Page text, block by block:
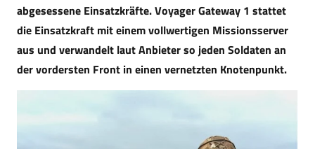
abgesessene Einsatzkräfte. Voyager Gateway 1 stattet
die Einsatzkraft mit einem vollwertigen Missionsserver
aus und verwandelt laut Anbieter so jeden Soldaten an
der vordersten Front in einen vernetzten Knotenpunkt.